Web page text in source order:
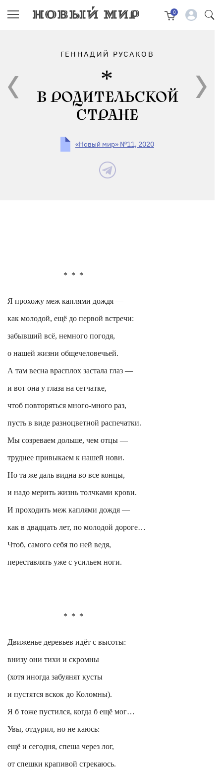
0
ГЕННАДИЙ РУСАКОВ
В РОДИТЕЛЬСКОЙ
СТРАНЕ
«Новый мир» №11, 2020
* * *
Я прохожу меж каплями дождя —
как молодой, ещё до первой встречи:
забывший всё, немного погодя,
о нашей жизни общечеловечьей.
А там весна врасплох застала глаз —
и вот она у глаза на сетчатке,
чтоб повторяться много-много раз,
пусть в виде разноцветной распечатки.
Мы созреваем дольше, чем отцы —
труднее привыкаем к нашей нови.
Но та же даль видна во все концы,
и надо мерить жизнь толчками крови.
И проходить меж каплями дождя —
как в двадцать лет, по молодой дороге…
Чтоб, самого себя по ней ведя,
переставлять уже с усильем ноги.
* * *
Движенье деревьев идёт с высоты:
внизу они тихи и скромны
(хотя иногда забуянят кусты
и пустятся вскок до Коломны).
Я б тоже пустился, когда б ещё мог…
Увы, отдурил, но не каюсь:
ещё и сегодня, спеша через лог,
от спешки крапивой стрекаюсь.